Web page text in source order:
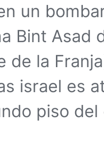
un
Bint Asad
de la
israel es
piso